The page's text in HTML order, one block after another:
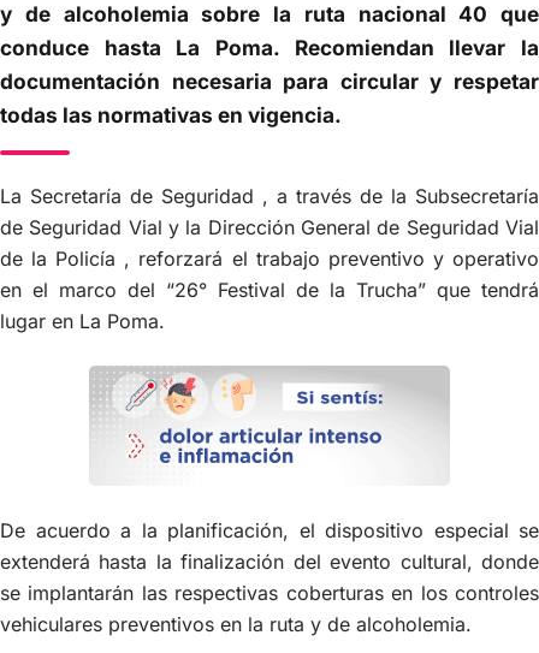
y de alcoholemia sobre la ruta nacional 40 que
conduce hasta La Poma. Recomiendan llevar la
documentación necesaria para circular y respetar
todas las normativas en vigencia.
La Secretaría de Seguridad , a través de la Subsecretaría
de Seguridad Vial y la Dirección General de Seguridad Vial
de la Policía , reforzará el trabajo preventivo y operativo
en el marco del “26° Festival de la Trucha” que tendrá
lugar en La Poma.
De acuerdo a la planificación, el dispositivo especial se
extenderá hasta la finalización del evento cultural, donde
se implantarán las respectivas coberturas en los controles
vehiculares preventivos en la ruta y de alcoholemia.